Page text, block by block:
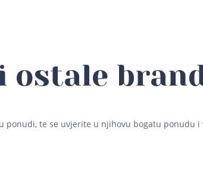
ostale
ponudi, te se uvjerite u njihovu bogatu ponudu